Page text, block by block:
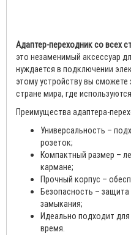
Адаптер-переходник со всех
это незаменимый аксессуар
нуждается в подключении
этому устройству вы
стране мира, где
Преимущества адаптера-
Универсальность –
розеток;
Компактный размер –
кармане;
Прочный корпус –
Безопасность – защита
замыкания;
Идеально подходит
время.